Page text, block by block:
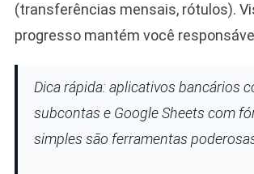
(transferências mensais, rótulos).
progresso mantém você
Dica rápida: aplicativos bancários
subcontas e Google Sheets com
simples são ferramentas